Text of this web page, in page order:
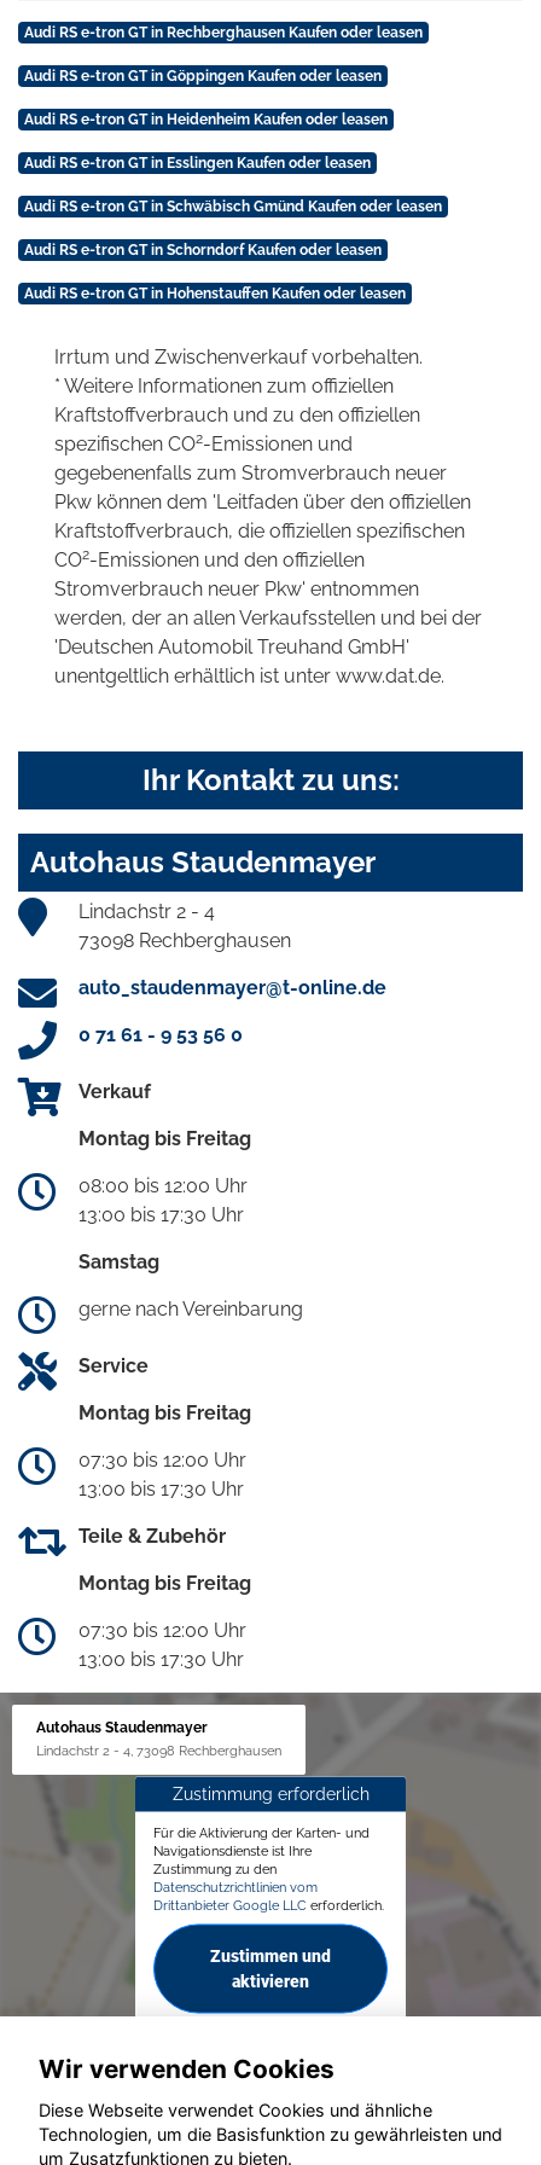
Audi RS e-tron GT in Rechberghausen Kaufen oder leasen
Audi RS e-tron GT in Göppingen Kaufen oder leasen
Audi RS e-tron GT in Heidenheim Kaufen oder leasen
Audi RS e-tron GT in Esslingen Kaufen oder leasen
Audi RS e-tron GT in Schwäbisch Gmünd Kaufen oder leasen
Audi RS e-tron GT in Schorndorf Kaufen oder leasen
Audi RS e-tron GT in Hohenstauffen Kaufen oder leasen
Irrtum und Zwischenverkauf vorbehalten.
* Weitere Informationen zum offiziellen
Kraftstoffverbrauch und zu den offiziellen
spezifischen CO2-Emissionen und
gegebenenfalls zum Stromverbrauch neuer
Pkw können dem 'Leitfaden über den offiziellen
Kraftstoffverbrauch, die offiziellen spezifischen
CO2-Emissionen und den offiziellen
Stromverbrauch neuer Pkw' entnommen
werden, der an allen Verkaufsstellen und bei der
'Deutschen Automobil Treuhand GmbH'
unentgeltlich erhältlich ist unter www.dat.de.
Ihr Kontakt zu uns:
Autohaus Staudenmayer
Lindachstr 2 - 4
73098 Rechberghausen
auto_staudenmayer@t-online.de
0 71 61 - 9 53 56 0
Verkauf
Montag bis Freitag
08:00 bis 12:00 Uhr
13:00 bis 17:30 Uhr
Samstag
gerne nach Vereinbarung
Service
Montag bis Freitag
07:30 bis 12:00 Uhr
13:00 bis 17:30 Uhr
Teile & Zubehör
Montag bis Freitag
07:30 bis 12:00 Uhr
13:00 bis 17:30 Uhr
Autohaus Staudenmayer
Lindachstr 2 - 4, 73098 Rechberghausen
Zustimmung erforderlich
Für die Aktivierung der Karten- und
Navigationsdienste ist Ihre
Zustimmung zu den
Datenschutzrichtlinien vom
Drittanbieter Google LLC erforderlich.
Zustimmen und
aktivieren
© konjunkturmotor.de GmbH 2020 - 2026
Wir verwenden Cookies
Diese Webseite verwendet Cookies und ähnliche
Technologien, um die Basisfunktion zu gewährleisten und
um Zusatzfunktionen zu bieten.